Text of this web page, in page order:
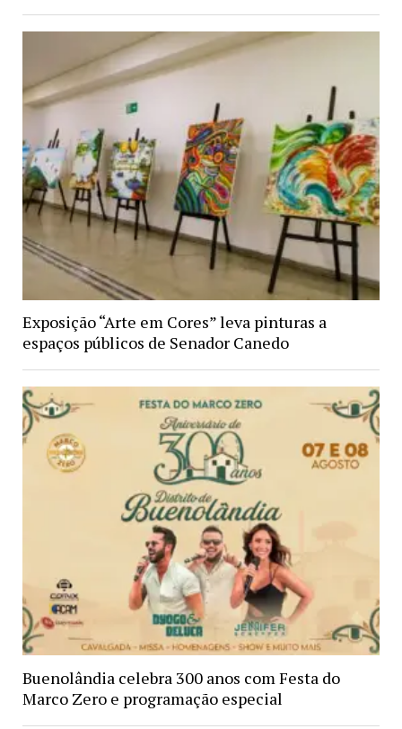
Exposição “Arte em Cores” leva pinturas a
espaços públicos de Senador Canedo
Buenolândia celebra 300 anos com Festa do
Marco Zero e programação especial